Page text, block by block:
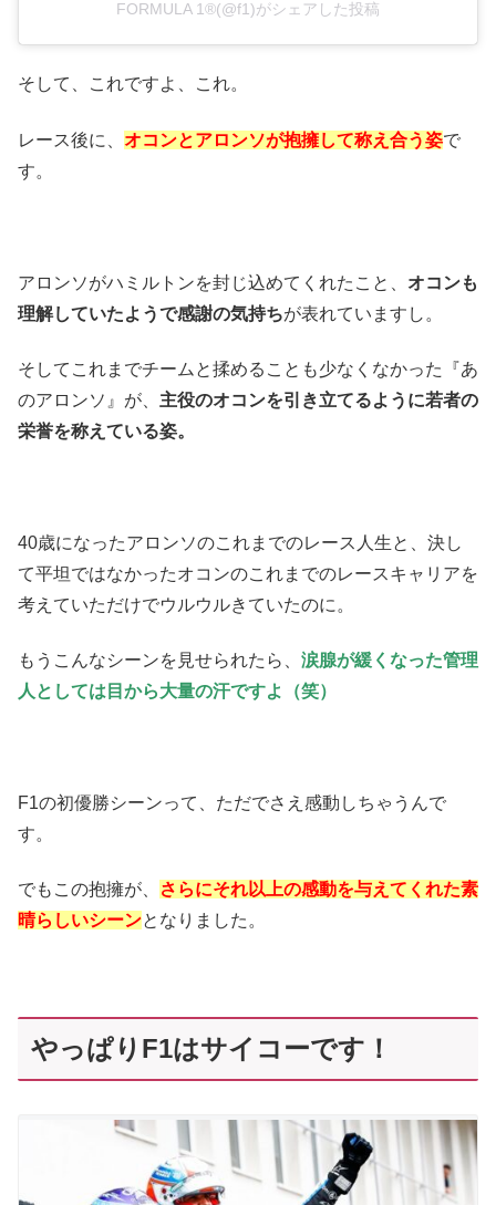
FORMULA 1®(@f1)がシェアした投稿
そして、これですよ、これ。
レース後に、 オコンとアロンソが抱擁して称え合う姿で
す。
アロンソがハミルトンを封じ込めてくれたこと、 オコンも
理解していたようで感謝の気持ちが表れていますし。
そしてこれまでチームと揉めることも少なくなかった『あ
のアロンソ』が、 主役のオコンを引き立てるように若者の
栄誉を称えている姿。
40歳になったアロンソのこれまでのレース人生と、決し
て平坦ではなかったオコンのこれまでのレースキャリアを
考えていただけでウルウルきていたのに。
もうこんなシーンを見せられたら、 涙腺が緩くなった管理
人としては目から大量の汗ですよ（笑）
F1の初優勝シーンって、ただでさえ感動しちゃうんで
す。
でもこの抱擁が、
さらにそれ以上の感動を与えてくれた素
晴らしいシーンとなりました。
やっぱりF1はサイコーです！